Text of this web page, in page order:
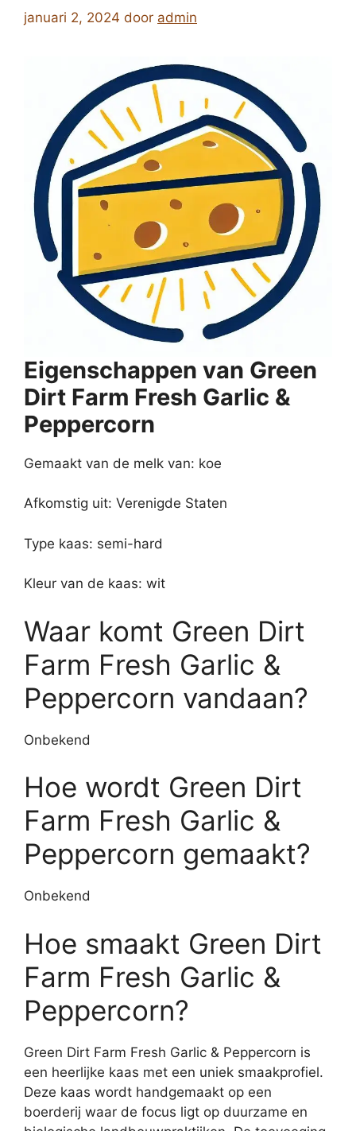
januari 2, 2024 door admin
Eigenschappen van Green
Dirt Farm Fresh Garlic &
Peppercorn
Gemaakt van de melk van: koe
Afkomstig uit: Verenigde Staten
Type kaas: semi-hard
Kleur van de kaas: wit
Waar komt Green Dirt
Farm Fresh Garlic &
Peppercorn vandaan?
Onbekend
Hoe wordt Green Dirt
Farm Fresh Garlic &
Peppercorn gemaakt?
Onbekend
Hoe smaakt Green Dirt
Farm Fresh Garlic &
Peppercorn?
Green Dirt Farm Fresh Garlic & Peppercorn is
een heerlijke kaas met een uniek smaakprofiel.
Deze kaas wordt handgemaakt op een
boerderij waar de focus ligt op duurzame en